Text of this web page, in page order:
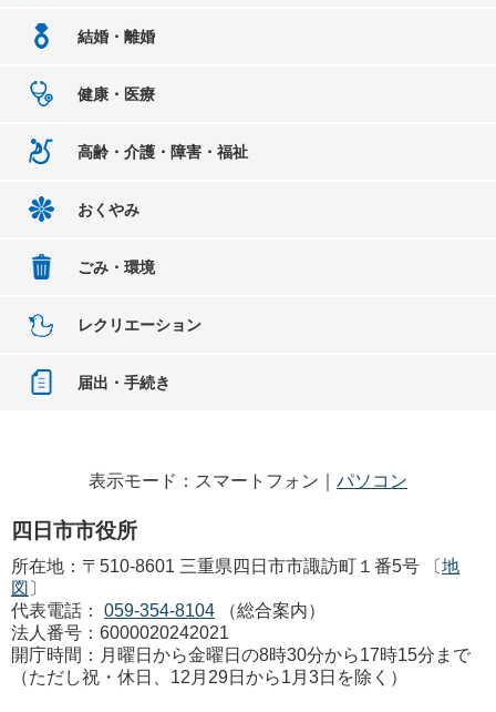
結婚・離婚
健康・医療
高齢・介護・障害・福祉
おくやみ
ごみ・環境
レクリエーション
届出・手続き
表示モード：スマートフォン｜ パソコン
四日市市役所
所在地：〒510-8601 三重県四日市市諏訪町１番5号 〔地
図 〕
代表電話：
059-354-8104
（総合案内）
法人番号：6000020242021
開庁時間：月曜日から金曜日の8時30分から17時15分まで
（ただし祝・休日、12月29日から1月3日を除く）